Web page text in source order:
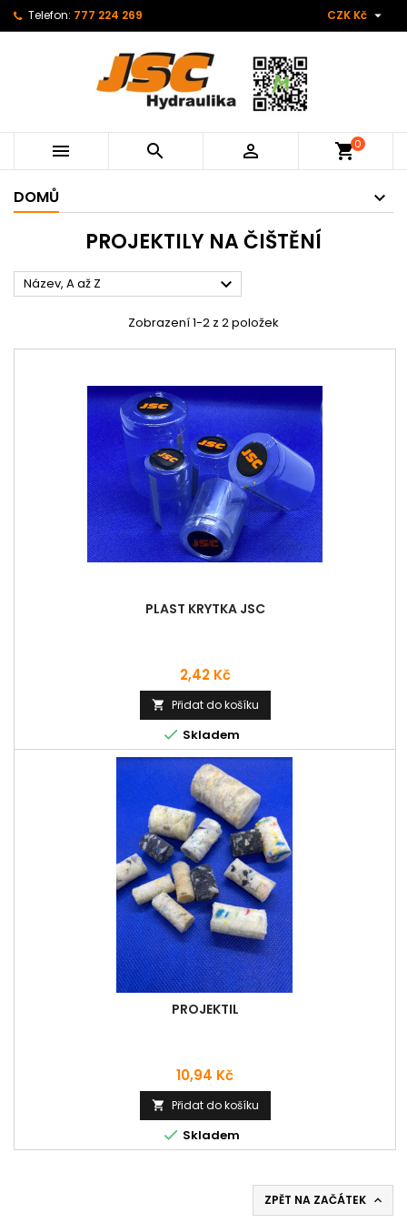
Telefon: 777 224 269 CZK Kč 
   shopping_cart0
DOMŮ
PROJEKTILY NA ČIŠTĚNÍ
Název, A až Z 
Zobrazení 1-2 z 2 položek
PLAST KRYTKA JSC
Cena
2,42 Kč
 Přidat do košíku
 Skladem
PROJEKTIL
Cena
10,94 Kč
 Přidat do košíku
 Skladem
ZPĚT NA ZAČÁTEK 